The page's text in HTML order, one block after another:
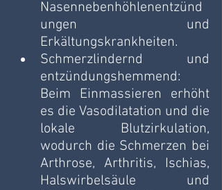
Nasennebenhöhlenentzünd
ungen und
Erkältungskrankheiten.
Schmerzlindernd und
entzündungshemmend:
Beim Einmassieren erhöht
es die Vasodilatation und die
lokale Blutzirkulation,
wodurch die Schmerzen bei
Arthrose, Arthritis, Ischias,
Halswirbelsäule und